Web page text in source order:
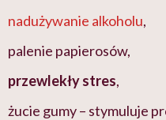
nadużywanie alkoholu,
palenie papierosów,
przewlekły stres,
żucie gumy – stymuluje